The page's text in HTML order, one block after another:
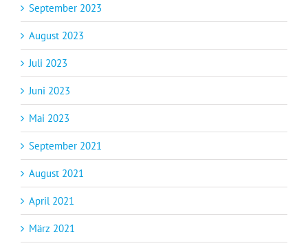
September 2023
August 2023
Juli 2023
Juni 2023
Mai 2023
September 2021
August 2021
April 2021
März 2021